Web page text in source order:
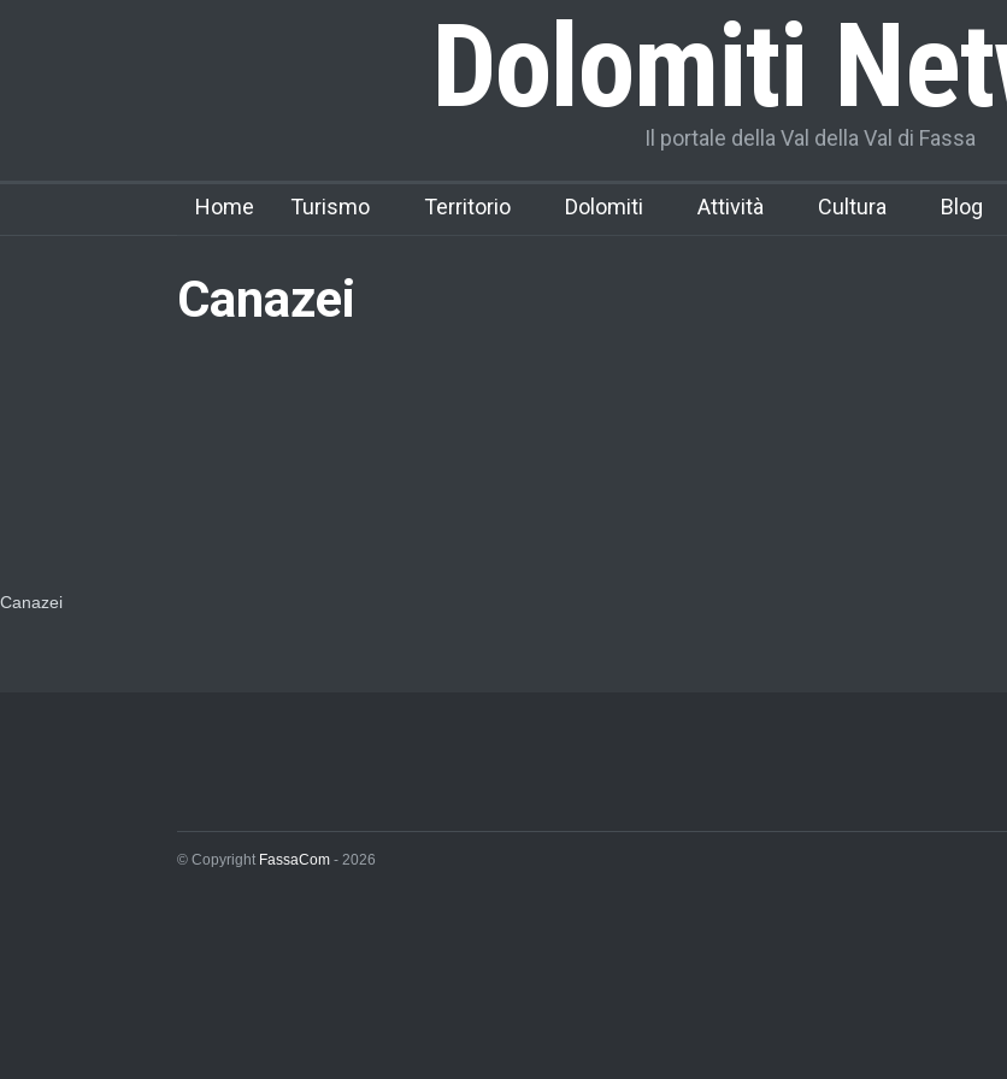
Dolomiti
Il portale della Val della Val di Fassa
Home Turismo Territorio Dolomiti Attività Cultura Blog
Canazei
Canazei
© Copyright FassaCom - 2026